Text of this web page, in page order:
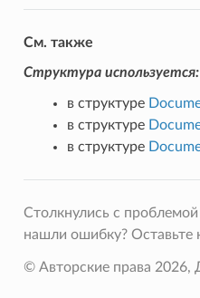
См. также
Структура используется:
в структуре
в структуре
в структуре
Столкнулись с
нашли ошибку? Оставьте
© Авторские права 2026,